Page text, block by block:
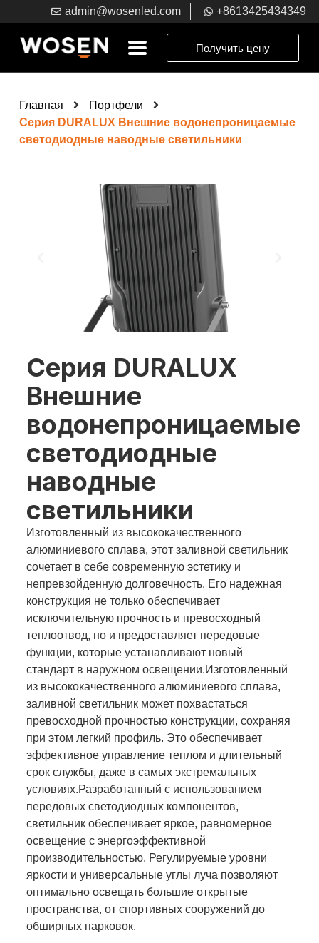
admin@wosenled.com +8613425434349
Получить цену
Главная
Портфели
Серия DURALUX Внешние водонепроницаемые
светодиодные наводные светильники
Серия DURALUX
Внешние
водонепроницаемые
светодиодные
наводные
светильники
Изготовленный из высококачественного
алюминиевого сплава, этот заливной светильник
сочетает в себе современную эстетику и
непревзойденную долговечность. Его надежная
конструкция не только обеспечивает
исключительную прочность и превосходный
теплоотвод, но и предоставляет передовые
функции, которые устанавливают новый
стандарт в наружном освещении.Изготовленный
из высококачественного алюминиевого сплава,
заливной светильник может похвастаться
превосходной прочностью конструкции, сохраняя
при этом легкий профиль. Это обеспечивает
эффективное управление теплом и длительный
срок службы, даже в самых экстремальных
условиях.Разработанный с использованием
передовых светодиодных компонентов,
светильник обеспечивает яркое, равномерное
освещение с энергоэффективной
производительностью. Регулируемые уровни
яркости и универсальные углы луча позволяют
оптимально освещать большие открытые
пространства, от спортивных сооружений до
обширных парковок.